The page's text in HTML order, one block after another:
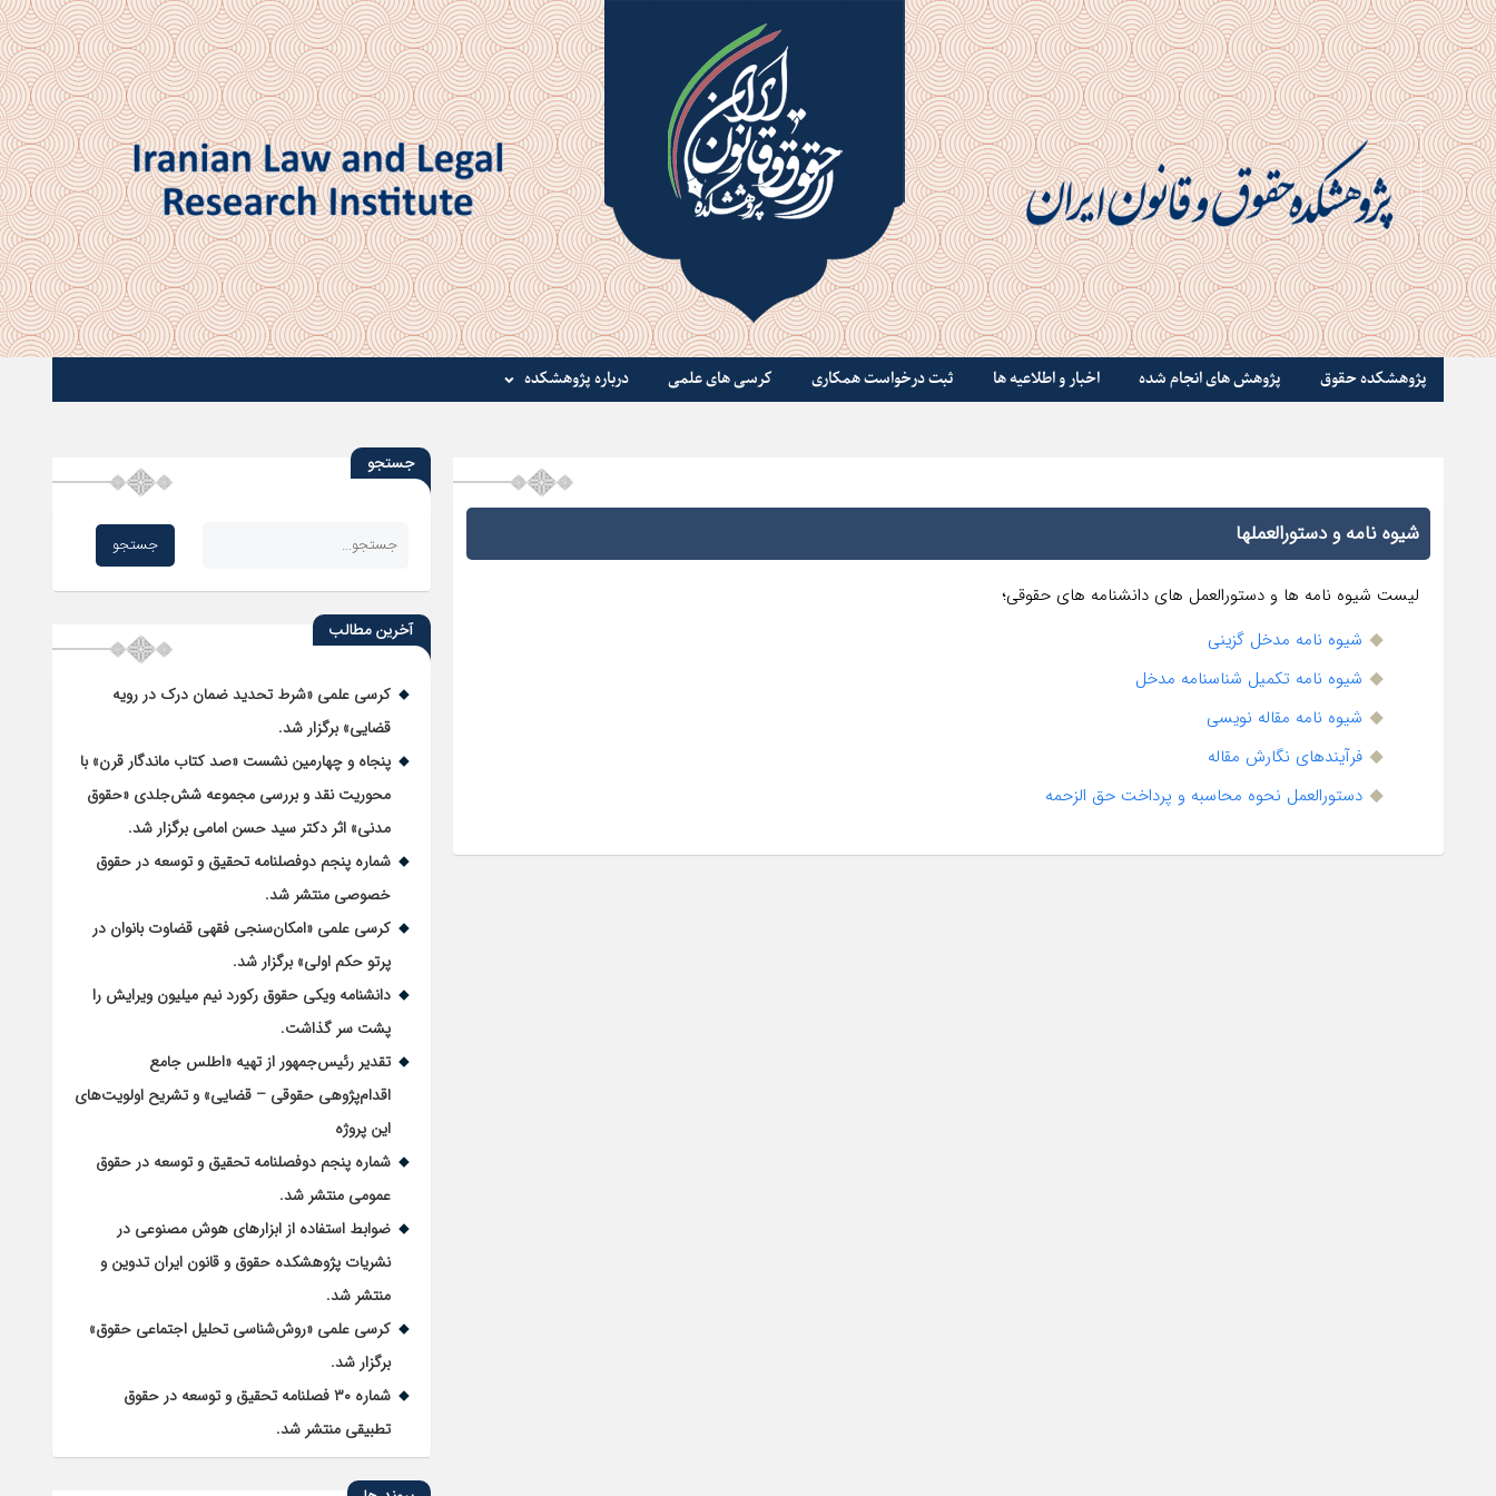
پژوهشکده حقوق پژوهش های انجام شده اخبار و اطلاعیه ها ثبت درخواست همکاری کرسی های علمی درباره پژوهشکده
شیوه نامه و دستورالعملها
لیست شیوه نامه ها و دستورالعمل های دانشنامه های حقوقی؛
شیوه نامه مدخل گزینی
شیوه نامه تکمیل شناسنامه مدخل
شیوه نامه مقاله نویسی
فرآیندهای نگارش مقاله
دستورالعمل نحوه محاسبه و پرداخت حق الزحمه
جستجو
آخرین مطالب
کرسی علمی «شرط تحدید ضمان درک در رویه
قضایی» برگزار شد.
پنجاه و چهارمین نشست «صد کتاب ماندگار قرن» با
محوریت نقد و بررسی مجموعه شش‌جلدی «حقوق
مدنی» اثر دکتر سید حسن امامی برگزار شد.
شماره پنجم دوفصلنامه تحقیق و توسعه در حقوق
خصوصی منتشر شد.
کرسی علمی «امکان‌سنجی فقهی قضاوت بانوان در
پرتو حکم اولی» برگزار شد.
دانشنامه ویکی حقوق رکورد نیم میلیون ویرایش را
پشت سر گذاشت.
تقدیر رئیس‌جمهور از تهیه «اطلس جامع
اقدام‌پژوهی حقوقی – قضایی» و تشریح اولویت‌های
این پروژه
شماره پنجم دوفصلنامه تحقیق و توسعه در حقوق
عمومی منتشر شد.
ضوابط استفاده از ابزارهای هوش مصنوعی در
نشریات پژوهشکده حقوق و قانون ایران تدوین و
منتشر شد.
کرسی علمی «روش‌شناسی تحلیل اجتماعی حقوق»
برگزار شد.
شماره ۳۰ فصلنامه تحقیق و توسعه در حقوق
تطبیقی منتشر شد.